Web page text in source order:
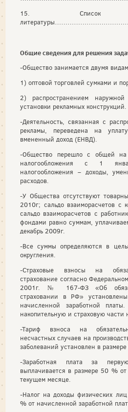
15. Список
Общие сведения для решения
-Общество занимается двумя
1) оптовой торговлей сумками и
2) распространением наружной
установки рекламных конструкций.
-Деятельность, связанная с
рекламы, переведена на
вмененный доход (ЕНВД).
-Общество перешло с общей на
налогообложения с 1
налогообложения – доходы,
расходов.
-У Общества отсутствуют
2010г; сальдо взаиморасчетов с
сальдо взаиморасчетов с
фондами равно суммам,
декабрь 2009г.
-Все суммы определяются в
округления.
-Страховые взносы на
страхование согласно
2001г. № 167-ФЗ «Об
страховании в РФ»
начисленной заработной
накопительную и страховую части
-Тариф взноса на
несчастных случаев на
заболеваний установлен в
-Заработная плата за
выплачивается в размере 50 %
текущем месяце.
-Налог на доходы физических
% от начисленной заработной